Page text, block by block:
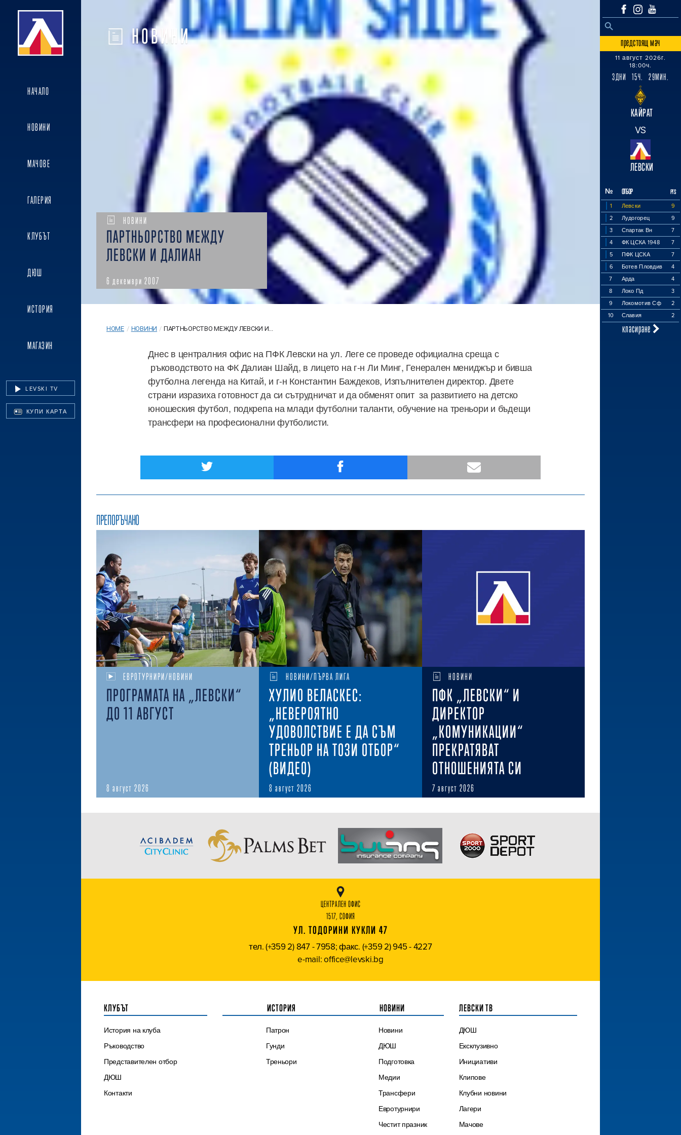
НАЧАЛО
НОВИНИ
МАЧОВЕ
ГАЛЕРИЯ
КЛУБЪТ
ДЮШ
ИСТОРИЯ
МАГАЗИН
LEVSKI TV
КУПИ КАРТА
Search
SEARCH BUTTON
предстоящ мач
11 август 2026г.
18:00ч.
3ДНИ 15Ч. 29МИН.
КАЙРАТ
VS
ЛЕВСКИ
№ ОТБОР PTS
1 Левски
9
2
Лудогорец
9
3
Спартак Вн
7
4
ФК ЦСКА 1948
7
5
ПФК ЦСКА
7
6
Ботев Пловдив
4
7
Арда
4
8
Локо Пд
3
9
Локомотив Сф
2
10
Славия 2
класиране
НОВИНИ
НОВИНИ
ПАРТНЬОРСТВО МЕЖДУ
ЛЕВСКИ И ДАЛИАН
6 декември 2007
HOME / НОВИНИ / ПАРТНЬОРСТВО МЕЖДУ ЛЕВСКИ И...
Днес в централния офис на ПФК Левски на ул. Леге се проведе официална среща с
ръководството на ФК Далиан Шайд, в лицето на г-н Ли Минг, Генерален мениджър и бивша
футболна легенда на Китай, и г-н Константин Баждеков, Изпълнителен директор. Двете
страни изразиха готовност да си сътрудничат и да обменят опит за развитието на детско
юношеския футбол, подкрепа на млади футболни таланти, обучение на треньори и бъдещи
трансфери на професионални футболисти.
ПРЕПОРЪЧАНО
ЕВРОТУРНИРИ/НОВИНИ
ПРОГРАМАТА НА „ЛЕВСКИ“
ДО 11 АВГУСТ
8 август 2026
НОВИНИ/ПЪРВА ЛИГА
ХУЛИО ВЕЛАСКЕС:
„НЕВЕРОЯТНО
УДОВОЛСТВИЕ Е ДА СЪМ
ТРЕНЬОР НА ТОЗИ ОТБОР“
(ВИДЕО)
8 август 2026
НОВИНИ
ПФК „ЛЕВСКИ“ И
ДИРЕКТОР
„КОМУНИКАЦИИ“
ПРЕКРАТЯВАТ
ОТНОШЕНИЯТА СИ
7 август 2026
ЦЕНТРАЛЕН ОФИС
1517, СОФИЯ
УЛ. ТОДОРИНИ КУКЛИ 47
тел. (+359 2) 847 - 7958; факс. (+359 2) 945 - 4227
e-mail: office@levski.bg
КЛУБЪТ
История на клуба
Ръководство
Представителен отбор
ДЮШ
Контакти
ИСТОРИЯ
Патрон
Гунди
Треньори
НОВИНИ
Новини
ДЮШ
Подготовка
Медии
Трансфери
Евротурнири
Честит празник
ЛЕВСКИ ТВ
ДЮШ
Ексклузивно
Инициативи
Клипове
Клубни новини
Лагери
Мачове